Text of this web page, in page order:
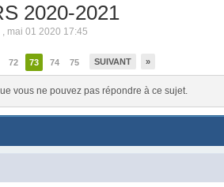
2020-2021
, mai 01 2020 17:45
72 73 74 75 SUIVANT »
vous ne pouvez pas répondre à ce sujet.